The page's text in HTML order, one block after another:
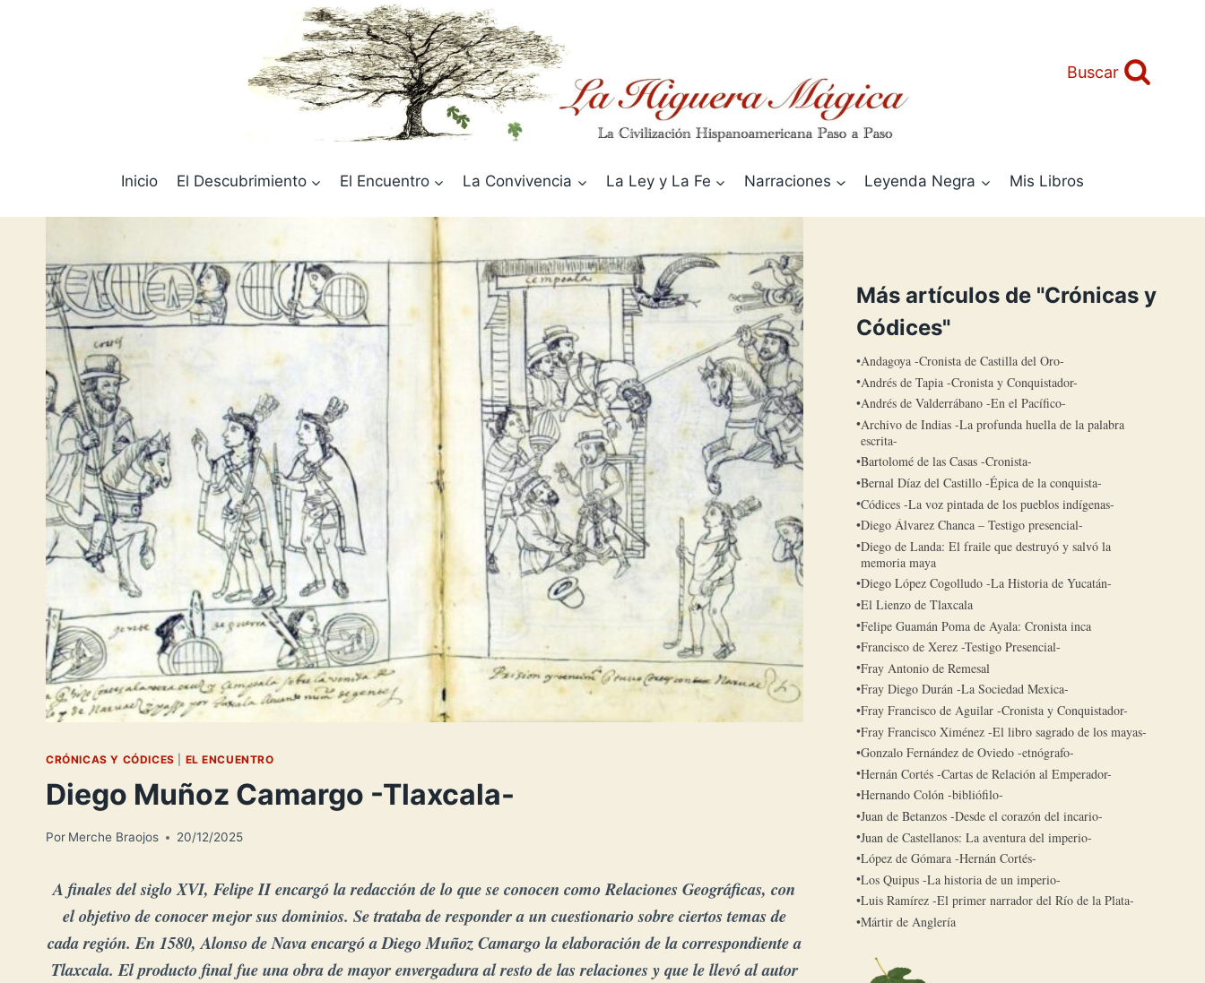
Buscar
Inicio El Descubrimiento El Encuentro La Convivencia La Ley y La Fe Narraciones Leyenda Negra Mis Libros
CRÓNICAS Y CÓDICES EL ENCUENTRO
Diego Muñoz Camargo -Tlaxcala-
Por Merche Braojos 20/12/2025
A finales del siglo XVI, Felipe II encargó la redacción de lo que se conocen como Relaciones Geográficas, con
el objetivo de conocer mejor sus dominios. Se trataba de responder a un cuestionario sobre ciertos temas de
cada región. En 1580, Alonso de Nava encargó a Diego Muñoz Camargo la elaboración de la correspondiente a
Tlaxcala. El producto final fue una obra de mayor envergadura al resto de las relaciones y que le llevó al autor
Más artículos de "Crónicas y
Códices"
Andagoya -Cronista de Castilla del Oro-
Andrés de Tapia -Cronista y Conquistador-
Andrés de Valderrábano -En el Pacífico-
Archivo de Indias -La profunda huella de la palabra
escrita-
Bartolomé de las Casas -Cronista-
Bernal Díaz del Castillo -Épica de la conquista-
Códices -La voz pintada de los pueblos indígenas-
Diego Álvarez Chanca – Testigo presencial-
Diego de Landa: El fraile que destruyó y salvó la
memoria maya
Diego López Cogolludo -La Historia de Yucatán-
El Lienzo de Tlaxcala
Felipe Guamán Poma de Ayala: Cronista inca
Francisco de Xerez -Testigo Presencial-
Fray Antonio de Remesal
Fray Diego Durán -La Sociedad Mexica-
Fray Francisco de Aguilar -Cronista y Conquistador-
Fray Francisco Ximénez -El libro sagrado de los mayas-
Gonzalo Fernández de Oviedo -etnógrafo-
Hernán Cortés -Cartas de Relación al Emperador-
Hernando Colón -bibliófilo-
Juan de Betanzos -Desde el corazón del incario-
Juan de Castellanos: La aventura del imperio-
López de Gómara -Hernán Cortés-
Los Quipus -La historia de un imperio-
Luis Ramírez -El primer narrador del Río de la Plata-
Mártir de Anglería